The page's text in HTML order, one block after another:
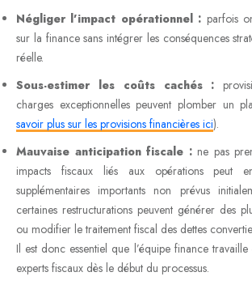
Négliger l’impact opérationnel : parfois
sur la finance sans intégrer les conséquences
réelle.
Sous-estimer les coûts cachés :
charges exceptionnelles peuvent plomber un
savoir plus sur les provisions financières ici).
Mauvaise anticipation fiscale :ne pas
impacts fiscaux liés aux opérations peut
supplémentaires importants non prévus
certaines restructurations peuvent générer des
ou modifier le traitement fiscal des dettes
Il est donc essentiel que l’équipe finance
experts fiscaux dès le début du processus.